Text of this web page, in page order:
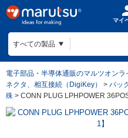
マイ
電子部品・半導体通販のマルツオンラ
ネクタ、相互接続（DigiKey）
> バッ
殊 > CONN PLUG LPHPOWER